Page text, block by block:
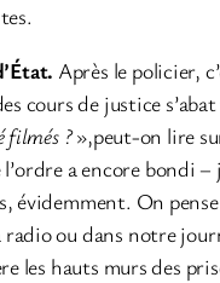
Après le policier,
cours de justice
filmés ?»,peut-on lire
a encore bondi –
évidemment. On
ou dans notre
les hauts murs des